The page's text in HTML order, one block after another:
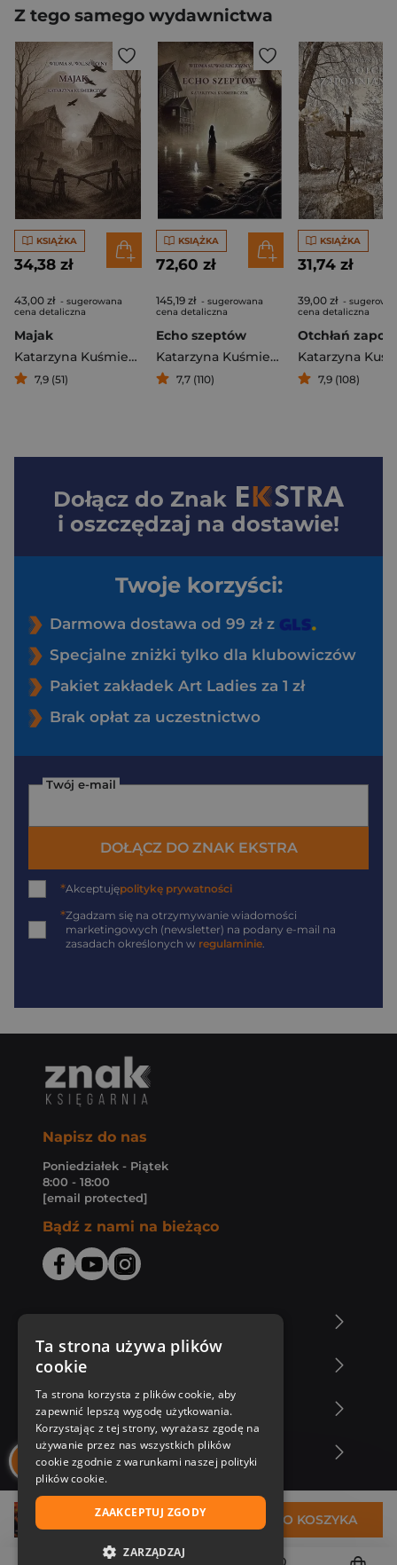
24,99 zł DO KOSZYKA
Z tego samego wydawnictwa
KSIĄŻKA
34,38 zł
43,00 zł - sugerowana
cena detaliczna
Majak
Katarzyna Kuśmierczyk
7,9 (51)
KSIĄŻKA
72,60 zł
145,19 zł - sugerowana
cena detaliczna
Echo szeptów
Katarzyna Kuśmierczyk
7,7 (110)
KSIĄŻKA
31,74 zł
39,00 zł -
cena detaliczna
7,9 (108)
Dołącz do Znak
i oszczędzaj na dostawie!
Twoje korzyści:
Darmowa dostawa od 99 zł z
Specjalne zniżki tylko dla klubowiczów
Pakiet zakładek Art Ladies za 1 zł
Brak opłat za uczestnictwo
Twój e-mail
DOŁĄCZ DO ZNAK EKSTRA
*Akceptujępolitykę prywatności
*Zgadzam się na otrzymywanie wiadomości
marketingowych (newsletter) na podany e-mail na
zasadach określonych w regulaminie.
Napisz do nas
Poniedziałek - Piątek
8:00 - 18:00
[email protected]
Bądź z nami na bieżąco
Zakupy u nas
Nasza oferta
Nasi autorzy
Ta strona używa plików
cookie
Ta strona korzysta z plików cookie, aby
zapewnić lepszą wygodę użytkowania.
Korzystając z tej strony, wyrażasz zgodę na
używanie przez nas wszystkich plików
cookie zgodnie z warunkami naszej polityki
plików cookie.
ZAAKCEPTUJ ZGODY
ZARZĄDZAJ